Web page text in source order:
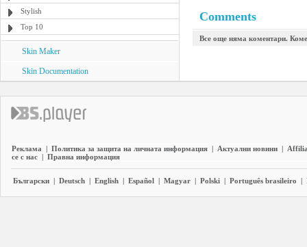
Stylish
Top 10
Skin Maker
Skin Documentation
Comments
Все още няма коментари.
Реклама | Политика за защита на личната информация | Актуални новини |
се с нас | Правна информация
Български | Deutsch | English | Español | Magyar | Polski | Português brasileiro |